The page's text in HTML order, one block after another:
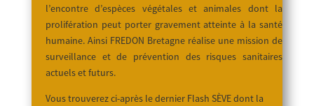
l’encontre d’espèces végétales et animales dont la
prolifération peut porter gravement atteinte à la santé
humaine. Ainsi FREDON Bretagne réalise une mission de
surveillance et de prévention des risques sanitaires
actuels et futurs.
Vous trouverez ci-après le dernier Flash SÈVE dont la